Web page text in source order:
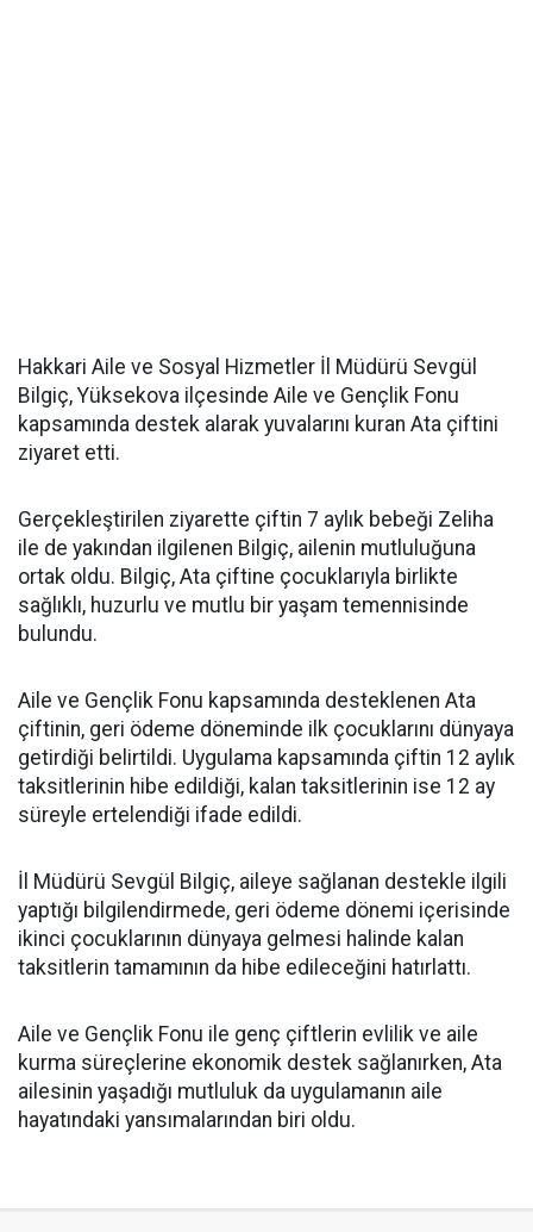
Hakkari Aile ve Sosyal Hizmetler İl Müdürü Sevgül
Bilgiç, Yüksekova ilçesinde Aile ve Gençlik Fonu
kapsamında destek alarak yuvalarını kuran Ata çiftini
ziyaret etti.
Gerçekleştirilen ziyarette çiftin 7 aylık bebeği Zeliha
ile de yakından ilgilenen Bilgiç, ailenin mutluluğuna
ortak oldu. Bilgiç, Ata çiftine çocuklarıyla birlikte
sağlıklı, huzurlu ve mutlu bir yaşam temennisinde
bulundu.
Aile ve Gençlik Fonu kapsamında desteklenen Ata
çiftinin, geri ödeme döneminde ilk çocuklarını dünyaya
getirdiği belirtildi. Uygulama kapsamında çiftin 12 aylık
taksitlerinin hibe edildiği, kalan taksitlerinin ise 12 ay
süreyle ertelendiği ifade edildi.
İl Müdürü Sevgül Bilgiç, aileye sağlanan destekle ilgili
yaptığı bilgilendirmede, geri ödeme dönemi içerisinde
ikinci çocuklarının dünyaya gelmesi halinde kalan
taksitlerin tamamının da hibe edileceğini hatırlattı.
Aile ve Gençlik Fonu ile genç çiftlerin evlilik ve aile
kurma süreçlerine ekonomik destek sağlanırken, Ata
ailesinin yaşadığı mutluluk da uygulamanın aile
hayatındaki yansımalarından biri oldu.